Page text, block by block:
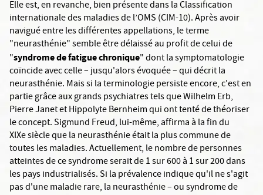
Elle est, en revanche, bien présente dans la Classification
internationale des maladies de l’OMS (CIM-10). Après avoir
navigué entre les différentes appellations, le terme
"neurasthénie" semble être délaissé au profit de celui de
"syndrome de fatigue chronique" dont la symptomatologie
coïncide avec celle – jusqu'alors évoquée – qui décrit la
neurasthénie. Mais si la terminologie persiste encore, c'est en
partie grâce aux grands psychiatres tels que Wilhelm Erb,
Pierre Janet et Hippolyte Bernheim qui ont tenté de théoriser
le concept. Sigmund Freud, lui-même, affirma à la fin du
XIXe siècle que la neurasthénie était la plus commune de
toutes les maladies. Actuellement, le nombre de personnes
atteintes de ce syndrome serait de 1 sur 600 à 1 sur 200 dans
les pays industrialisés. Si la prévalence indique qu'il ne s'agit
pas d'une maladie rare, la neurasthénie – ou syndrome de